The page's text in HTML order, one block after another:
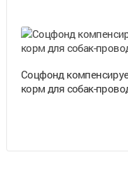
Соцфонд
корм для собак-